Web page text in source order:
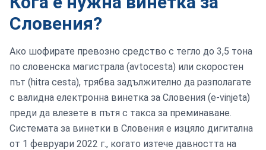
Словения?
Ако шофирате превозно средство с тегло до 3,5 тона
по словенска магистрала (avtocesta) или скоростен
път (hitra cesta), трябва задължително да разполагате
с валидна електронна винетка за Словения (e-vinjeta)
преди да влезете в пътя с такса за преминаване.
Системата за винетки в Словения е изцяло дигитална
от 1 февруари 2022 г., когато изтече давността на